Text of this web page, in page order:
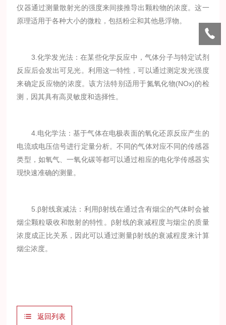
仪器通过测量散射光的强度来间接推导出颗粒物的浓度。这一
原理适用于各种大小的微粒，包括粉尘和其他悬浮物。
3.化学发光法：在某些化学反应中，气体分子与特定试剂
反应后会发出可见光。利用这一特性，可以通过测定发光强度
来确定反应物的浓度。该方法特别适用于氮氧化物(NOx)的检
测，因其具有高灵敏度和选择性。
4.电化学法：基于气体在电极表面的氧化还原反应产生的
电流或电压信号进行定量分析。不同的气体对应不同的传感器
类型，如氧气、一氧化碳等都可以通过相应的电化学传感器实
现快速准确的测量。
5.β射线衰减法：利用β射线在通过含有烟尘的气体时会被
烟尘颗粒吸收和散射的特性。β射线的衰减程度与烟尘的质量
浓度成正比关系，因此可以通过测量β射线的衰减程度来计算
烟尘浓度。
返回列表